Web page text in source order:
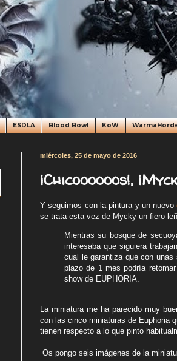
ESDLA Blood Bowl KoW
miércoles, 25 de mayo de 2016
¡Chicoooooos!,
Y seguimos con la pintura y un nuevo
se trata esta vez de Mycky un fiero
Mientras su bosque de
interesaba que siguiera
cual le garantiza que con
plazo de 1 mes podría
show de EUPHORIA.
La miniatura me ha parecido muy
con las cinco miniaturas de Euphoria
tienen respecto a lo que pinto
Os pongo seis imágenes de la